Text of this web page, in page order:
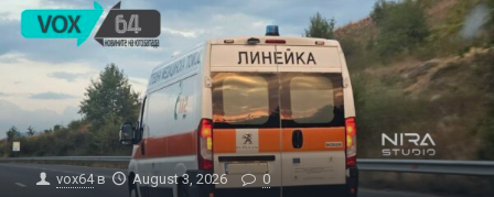
vox64 в August 3, 2026 0